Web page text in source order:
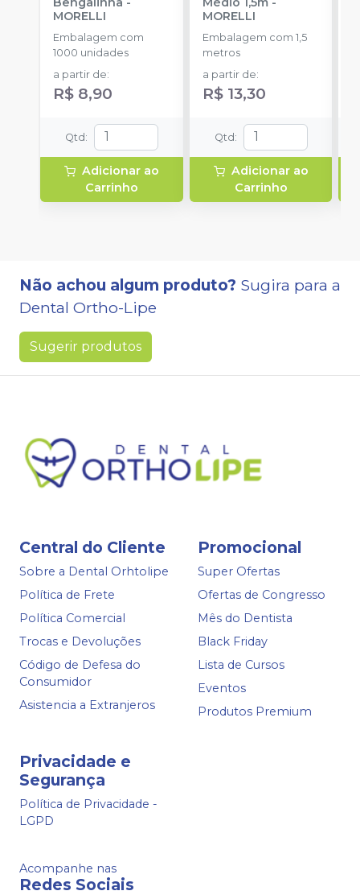
MORELLI
Embalagem com
1000 unidades
a partir de:
R$ 8,90
Qtd :
Adicionar ao
Carrinho
MORELLI
Embalagem com 1,5
metros
a partir de:
R$ 13,30
Qtd :
Adicionar ao
Carrinho
Não achou algum produto? Sugira para a
Dental Ortho-Lipe
Sugerir produtos
Central do Cliente
Sobre a Dental Orhtolipe
Política de Frete
Política Comercial
Trocas e Devoluções
Código de Defesa do
Consumidor
Asistencia a Extranjeros
Promocional
Super Ofertas
Ofertas de Congresso
Mês do Dentista
Black Friday
Lista de Cursos
Eventos
Produtos Premium
Privacidade e
Segurança
Política de Privacidade -
LGPD
Acompanhe nas
Redes Sociais